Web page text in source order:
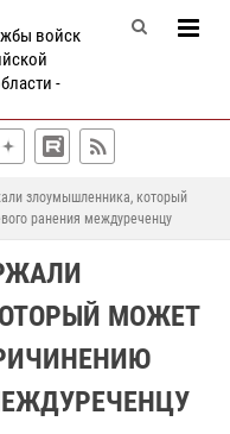
войск
-
злоумышленника, который
ранения междуреченцу
МОЖЕТ